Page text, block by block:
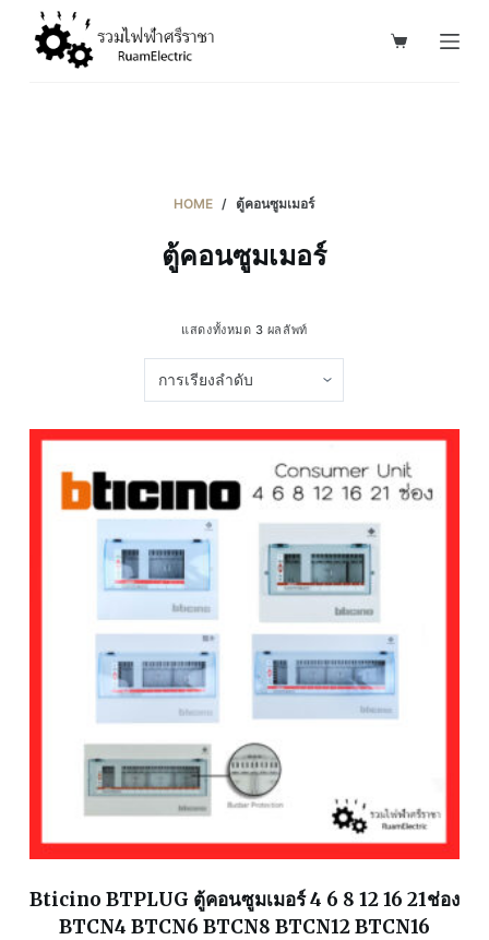
HOME / ตู้คอนซูมเมอร์
ตู้คอนซูมเมอร์
แสดงทั้งหมด 3 ผลลัพท์
Bticino BTPLUG ตู้คอนซูมเมอร์ 4 6 8 12 16 21ช่อง
BTCN4 BTCN6 BTCN8 BTCN12 BTCN16